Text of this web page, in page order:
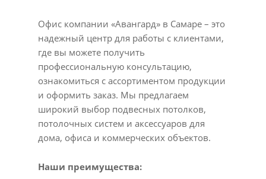
Офис компании «Авангард» в Самаре – это
надежный центр для работы с клиентами,
где вы можете получить
профессиональную консультацию,
ознакомиться с ассортиментом продукции
и оформить заказ. Мы предлагаем
широкий выбор подвесных потолков,
потолочных систем и аксессуаров для
дома, офиса и коммерческих объектов.
Наши преимущества: